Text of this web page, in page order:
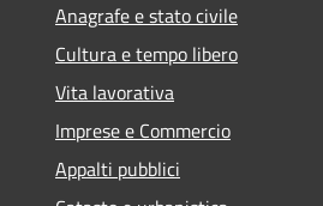
Anagrafe e stato civile
Cultura e tempo libero
Vita lavorativa
Imprese e Commercio
Appalti pubblici